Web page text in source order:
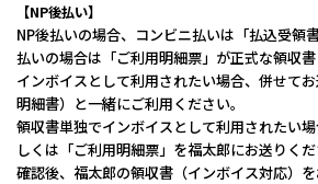
【NP後払い】
NP後払いの場合、コンビニ払いは「払込受領
払いの場合は「ご利用明細票」が正式な領収書
インボイスとして利用されたい場合、併せて
明細書）と一緒にご利用ください。
領収書単独でインボイスとして利用されたい
しくは「ご利用明細票」を福太郎にお送りくだ
確認後、福太郎の領収書（インボイス対応）を